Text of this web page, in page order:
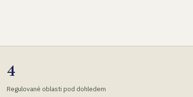
4
Regulované oblasti pod dohledem